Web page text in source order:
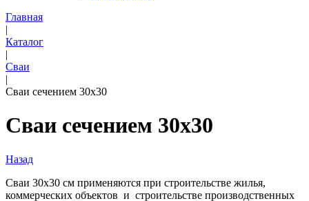
Главная
|
Каталог
|
Сваи
|
Сваи сечением 30х30
Сваи сечением 30х30
Назад
Сваи 30х30 см применяются при строительстве жилья,
коммерческих объектов и строительстве производственных